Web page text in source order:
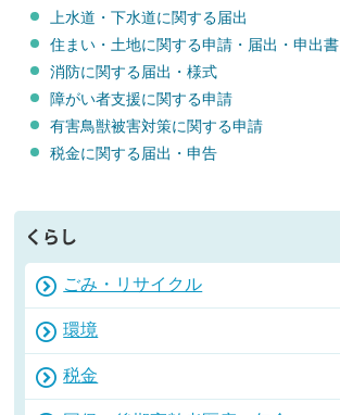
上水道・下水道に関する届出
住まい・土地に関する申請・届出・申出書
消防に関する届出・様式
障がい者支援に関する申請
有害鳥獣被害対策に関する申請
税金に関する届出・申告
くらし
ごみ・リサイクル
環境
税金